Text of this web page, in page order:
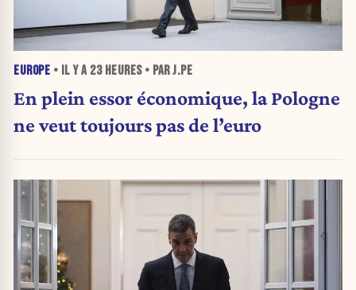
EUROPE • IL Y A 23 HEURES• PAR J.PE
En plein essor économique, la Pologne
ne veut toujours pas de l’euro